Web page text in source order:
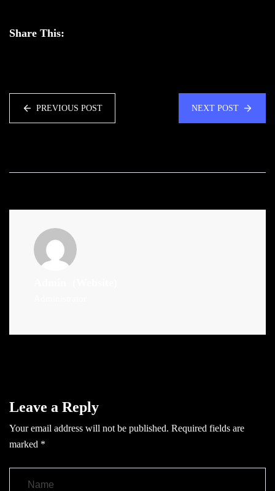
Share This:
PREVIOUS POST NEXT POST
Leave a Reply
Your email address will not be published. Required fields are
marked *